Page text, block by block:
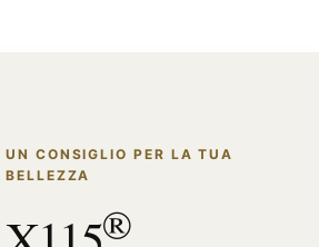
UN CONSIGLIO PER LA TUA
BELLEZZA
®